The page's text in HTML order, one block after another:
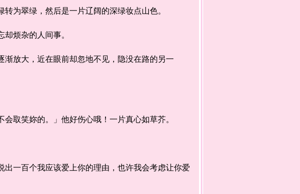
为翠绿，然后是一片辽阔的深绿妆点山色。
烦杂的人间事。
放大，近在眼前却忽地不见，隐没在路的另一
取笑妳的。」他好伤心哦！一片真心如草芥。
一百个我应该爱上你的理由，也许我会考虑让你爱